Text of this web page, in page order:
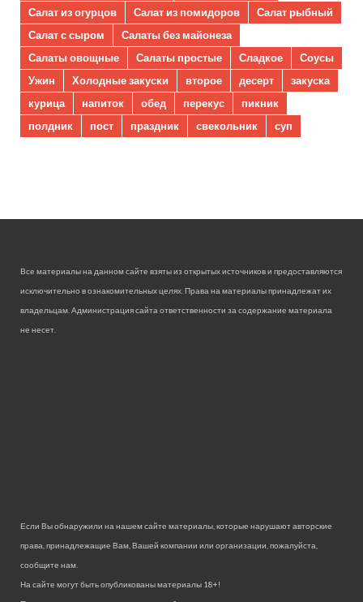
Салат из огурцов
Салат из помидоров
Салат рыбный
Салат с сыром
Салаты без майонеза
Салаты овощные
Салаты простые Сладкое
Соусы
Ужин
Холодные закуски второе десерт
закуска
курица
напиток обед перекус
пикник
полдник
пост праздник свекольник суп
Все материалы на данном сайте взяты из открытых источников и предоставляются
исключительно в ознакомительных целях. Права на материалы принадлежат их
владельцам. Администрация сайта ответственности за содержание материала
не несет.
Если Вы обнаружили на нашем сайте материалы, которые нарушают авторские
права, принадлежащие Вам, Вашей компании или организации, пожалуйста,
сообщите нам.
На сайте могут быть опубликованы материалы 18+!